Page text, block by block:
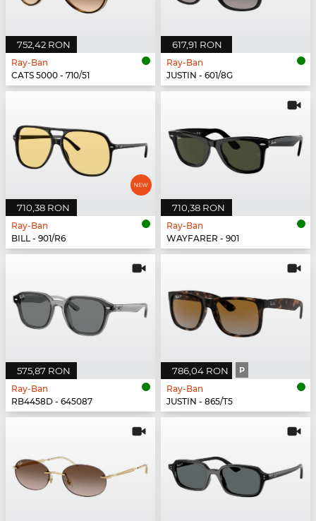
752,42 RON
Ray-Ban
CATS 5000 - 710/51
617,91 RON
Ray-Ban
JUSTIN - 601/8G
710,38 RON
Ray-Ban
BILL - 901/R6
710,38 RON
Ray-Ban
WAYFARER - 901
575,87 RON
Ray-Ban
RB4458D - 645087
786,04 RON P
Ray-Ban
JUSTIN - 865/T5